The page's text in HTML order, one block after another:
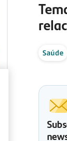
Saúde